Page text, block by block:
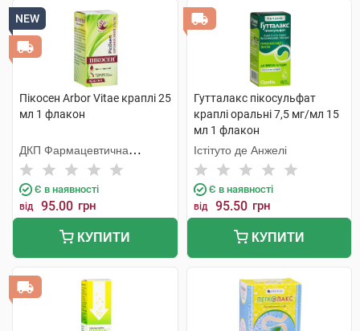
NEW
Пікосен Arbor Vitae краплі 25
мл 1 флакон
ДКП Фармацевтична
фабрика
Є в наявності
від 95.00 грн
КУПИТИ
Гутталакс пікосульфат
краплі оральні 7,5 мг/мл 15
мл 1 флакон
Істітуто де Анжелі
Є в наявності
від 95.50 грн
КУПИТИ